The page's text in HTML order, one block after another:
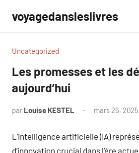
contenu
voyagedansleslivres
Uncategorized
Les promesses et les
aujourd’hui
par Louise KESTEL mars 26, 2025
L’intelligence artificielle (IA)
d’innovation crucial dans l’ère